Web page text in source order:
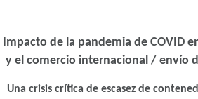
Impacto de la pandemia de COVID
y el comercio internacional / envío
Una crisis crítica de escasez de